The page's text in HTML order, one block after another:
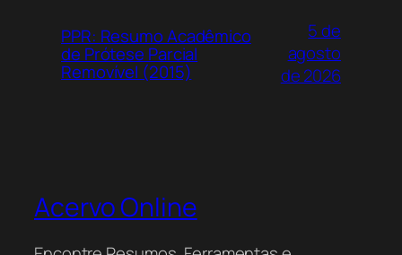
PPR: Resumo Acadêmico
de Prótese Parcial
Removível (2015)
5 de
agosto
de 2026
Acervo Online